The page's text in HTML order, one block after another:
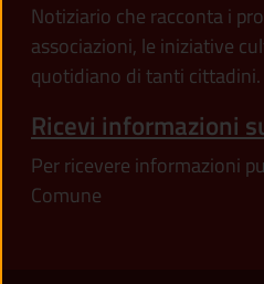
Notiziario che racconta i
associazioni, le iniziative
quotidiano di tanti cittadini.
Ricevi informazioni
Per ricevere informazioni
Comune